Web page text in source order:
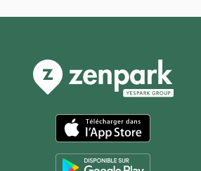
App Store